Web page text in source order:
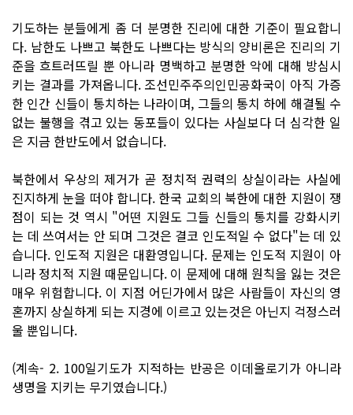
기도하는 분들에게 좀 더 분명한 진리에 대한 기준이 필요합니
다. 남한도 나쁘고 북한도 나쁘다는 방식의 양비론은 진리의 기
준을 흐트러뜨릴 뿐 아니라 명백하고 분명한 악에 대해 방심시
키는 결과를 가져옵니다. 조선민주주의인민공화국이 아직 가증
한 인간 신들이 통치하는 나라이며, 그들의 통치 하에 해결될 수
없는 불행을 겪고 있는 동포들이 있다는 사실보다 더 심각한 일
은 지금 한반도에서 없습니다.
북한에서 우상의 제거가 곧 정치적 권력의 상실이라는 사실에
진지하게 눈을 떠야 합니다. 한국 교회의 북한에 대한 지원이 쟁
점이 되는 것 역시 "어떤 지원도 그들 신들의 통치를 강화시키
는 데 쓰여서는 안 되며 그것은 결코 인도적일 수 없다"는 데 있
습니다. 인도적 지원은 대환영입니다. 문제는 인도적 지원이 아
니라 정치적 지원 때문입니다. 이 문제에 대해 원칙을 잃는 것은
매우 위험합니다. 이 지점 어딘가에서 많은 사람들이 자신의 영
혼까지 상실하게 되는 지경에 이르고 있는것은 아닌지 걱정스러
울 뿐입니다.
(계속- 2. 100일기도가 지적하는 반공은 이데올로기가 아니라
생명을 지키는 무기였습니다.)